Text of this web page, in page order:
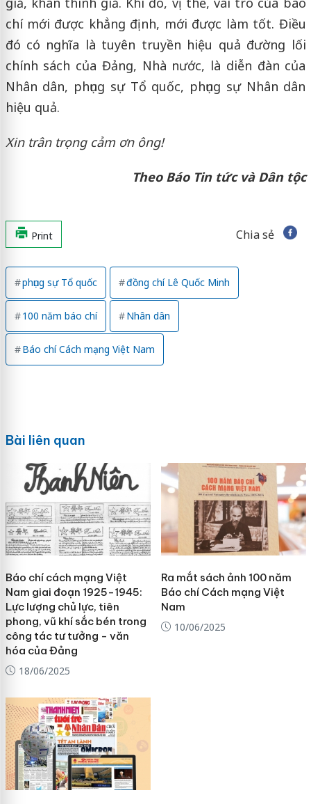
chí mới được khẳng định, mới được làm tốt. Điều
đó có nghĩa là tuyên truyền hiệu quả đường lối
chính sách của Đảng, Nhà nước, là diễn đàn của
Nhân dân, phụng sự Tổ quốc, phụng sự Nhân dân
hiệu quả.
Xin trân trọng cảm ơn ông!
Theo Báo Tin tức và Dân tộc
Print Chia sẻ
phụng sự Tổ quốc đồng chí Lê Quốc Minh
100 năm báo chí Nhân dân
Báo chí Cách mạng Việt Nam
Bài liên quan
Báo chí cách mạng Việt
Nam giai đoạn 1925-1945:
Lực lượng chủ lực, tiên
phong, vũ khí sắc bén trong
công tác tư tưởng - văn
hóa của Đảng
18/06/2025
Ra mắt sách ảnh 100 năm
Báo chí Cách mạng Việt
Nam
10/06/2025